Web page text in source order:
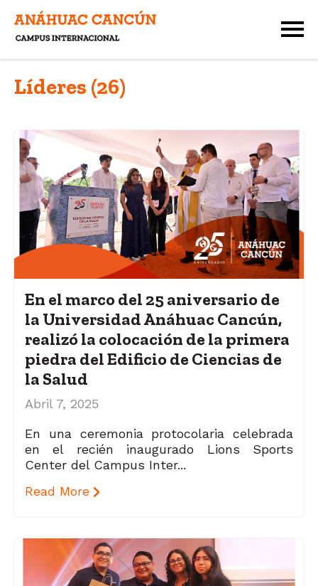
Líderes (26)
En el marco del 25 aniversario de
la Universidad Anáhuac Cancún,
realizó la colocación de la primera
piedra del Edificio de Ciencias de
la Salud
Abril 7, 2025
En una ceremonia protocolaria celebrada
en el recién inaugurado Lions Sports
Center del Campus Inter...
Read More